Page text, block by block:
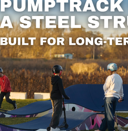
έργο μας - ένα